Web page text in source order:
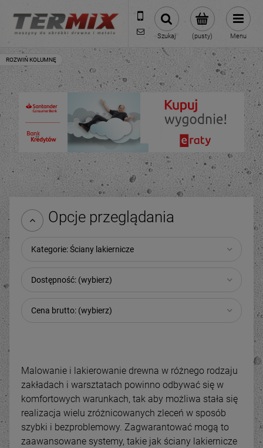
531-422-377
sklep@termixpily.pl
(pusty)
Szukaj Menu
Opcje przeglądania
Kategorie: Ściany lakiernicze
Dostępność: (wybierz)
Cena brutto: (wybierz)
Malowanie i lakierowanie drewna w różnego rodzaju
zakładach i warsztatach powinno odbywać się w
komfortowych warunkach, tak aby możliwa stała się
realizacja wielu zróżnicowanych zleceń w sposób
szybki i bezproblemowy. Zagwarantować mogą to
zaawansowane systemy, takie jak ściany lakiernicze